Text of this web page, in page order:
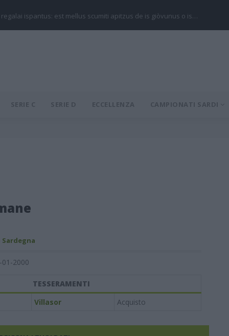
regalai ispantus: est mellus scumiti apitzus de is giòvunus o is…
SERIE C SERIE D ECCELLENZA CAMPIONATI SARDI
01-2000
TESSERAMENTI
Villasor Acquisto